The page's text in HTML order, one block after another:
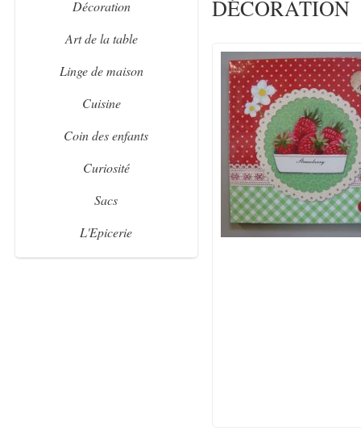
Décoration
Art de la table
Linge de maison
Cuisine
Coin des enfants
Curiosité
Sacs
L'Epicerie
DÉCORATION